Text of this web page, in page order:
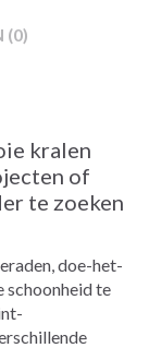
(0)
kralen
of
te zoeken
doe-het-
schoonheid te